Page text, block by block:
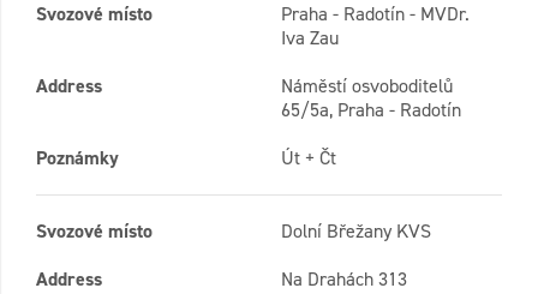
Svozové místo
Praha - Radotín - MVDr.
Iva Zau
Address
Náměstí osvoboditelů
65/5a, Praha - Radotín
Poznámky
Út + Čt
Svozové místo
Dolní Břežany KVS
Address
Na Drahách 313